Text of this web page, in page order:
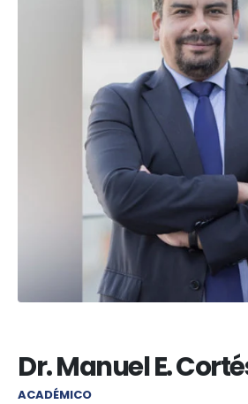
Dr. Manuel E.
ACADÉMICO